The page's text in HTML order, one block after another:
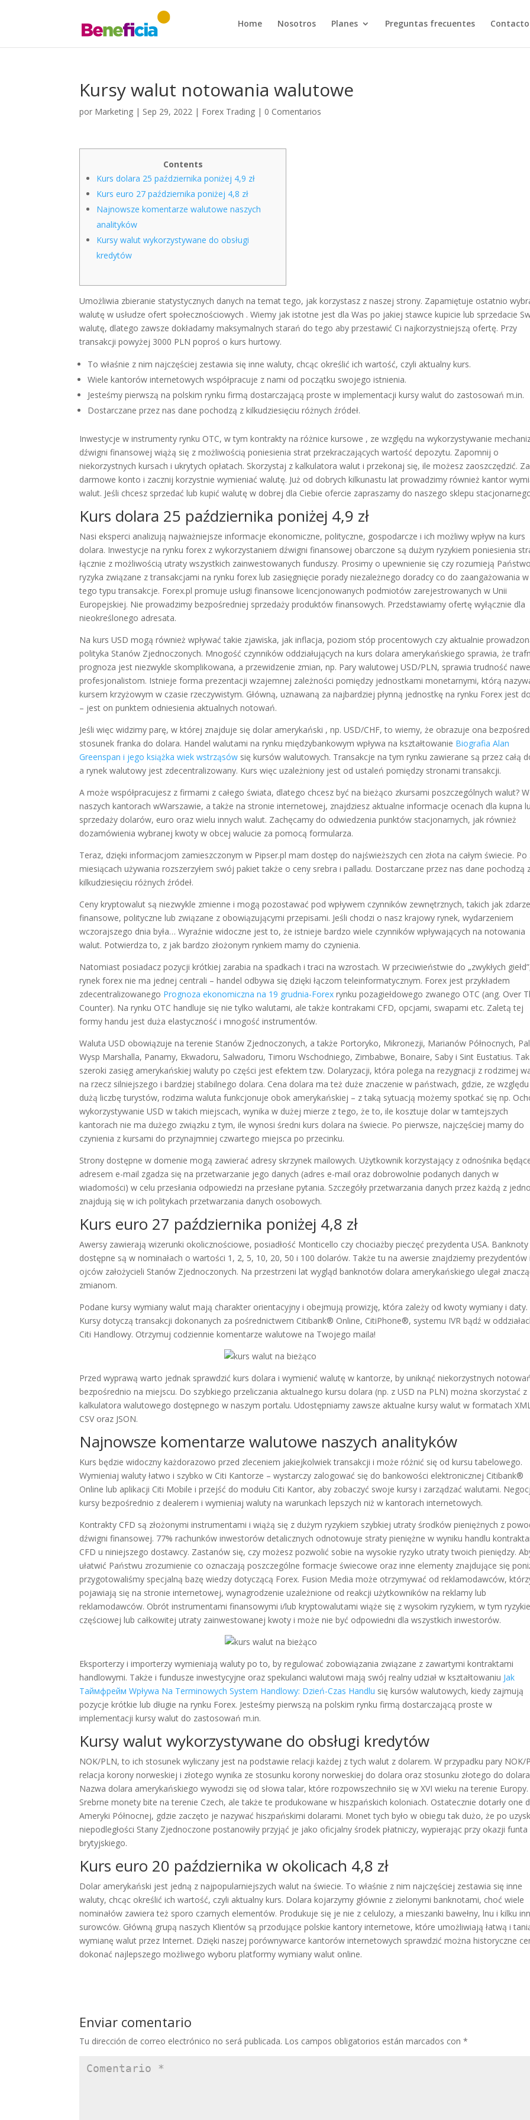
Home Nosotros Planes Preguntas frecuentes Contacto
Kursy walut notowania walutowe
por Marketing | Sep 29, 2022 | Forex Trading | 0 Comentarios
Contents
Kurs dolara 25 października poniżej 4,9 zł
Kurs euro 27 października poniżej 4,8 zł
Najnowsze komentarze walutowe naszych
analityków
Kursy walut wykorzystywane do obsługi
kredytów
Umożliwia zbieranie statystycznych danych na temat tego, jak korzystasz z naszej strony. Zapamiętuje ostatnio
walutę w usłudze ofert społecznościowych . Wiemy jak istotne jest dla Was po jakiej stawce kupicie lub sprzedacie
walutę, dlatego zawsze dokładamy maksymalnych starań do tego aby przestawić Ci najkorzystniejszą ofertę. Przy
transakcji powyżej 3000 PLN poproś o kurs hurtowy.
To właśnie z nim najczęściej zestawia się inne waluty, chcąc określić ich wartość, czyli aktualny kurs.
Wiele kantorów internetowych współpracuje z nami od początku swojego istnienia.
Jesteśmy pierwszą na polskim rynku firmą dostarczającą proste w implementacji kursy walut do zastosowań m.in.
Dostarczane przez nas dane pochodzą z kilkudziesięciu różnych źródeł.
Inwestycje w instrumenty rynku OTC, w tym kontrakty na różnice kursowe , ze względu na wykorzystywanie
dźwigni finansowej wiążą się z możliwością poniesienia strat przekraczających wartość depozytu. Zapomnij o
niekorzystnych kursach i ukrytych opłatach. Skorzystaj z kalkulatora walut i przekonaj się, ile możesz zaoszczędzić.
darmowe konto i zacznij korzystnie wymieniać walutę. Już od dobrych kilkunastu lat prowadzimy również kantor
walut. Jeśli chcesz sprzedać lub kupić walutę w dobrej dla Ciebie ofercie zapraszamy do naszego sklepu
Kurs dolara 25 października poniżej 4,9 zł
Nasi eksperci analizują najważniejsze informacje ekonomiczne, polityczne, gospodarcze i ich możliwy wpływ na kurs
dolara. Inwestycje na rynku forex z wykorzystaniem dźwigni finansowej obarczone są dużym ryzykiem poniesienia
łącznie z możliwością utraty wszystkich zainwestowanych funduszy. Prosimy o upewnienie się czy rozumieją Państwo
ryzyka związane z transakcjami na rynku forex lub zasięgnięcie porady niezależnego doradcy co do zaangażowania w
tego typu transakcje. Forex.pl promuje usługi finansowe licencjonowanych podmiotów zarejestrowanych w Unii
Europejskiej. Nie prowadzimy bezpośredniej sprzedaży produktów finansowych. Przedstawiamy ofertę wyłącznie dla
nieokreślonego adresata.
Na kurs USD mogą również wpływać takie zjawiska, jak inflacja, poziom stóp procentowych czy aktualnie
polityka Stanów Zjednoczonych. Mnogość czynników oddziałujących na kurs dolara amerykańskiego sprawia, że
prognoza jest niezwykle skomplikowana, a przewidzenie zmian, np. Pary walutowej USD/PLN, sprawia trudność
profesjonalistom. Istnieje forma prezentacji wzajemnej zależności pomiędzy jednostkami monetarnymi, którą
kursem krzyżowym w czasie rzeczywistym. Główną, uznawaną za najbardziej płynną jednostkę na rynku Forex jest
– jest on punktem odniesienia aktualnych notowań.
Jeśli więc widzimy parę, w której znajduje się dolar amerykański , np. USD/CHF, to wiemy, że obrazuje ona
stosunek franka do dolara. Handel walutami na rynku międzybankowym wpływa na kształtowanie Biografia Alan
Greenspan i jego książka wiek wstrząsów się kursów walutowych. Transakcje na tym rynku zawierane są przez całą
a rynek walutowy jest zdecentralizowany. Kurs więc uzależniony jest od ustaleń pomiędzy stronami transakcji.
A może współpracujesz z firmami z całego świata, dlatego chcesz być na bieżąco zkursami poszczególnych walut? W
naszych kantorach wWarszawie, a także na stronie internetowej, znajdziesz aktualne informacje ocenach dla kupna
sprzedaży dolarów, euro oraz wielu innych walut. Zachęcamy do odwiedzenia punktów stacjonarnych, jak również
dozamówienia wybranej kwoty w obcej walucie za pomocą formularza.
Teraz, dzięki informacjom zamieszczonym w Pipser.pl mam dostęp do najświeższych cen złota na całym świecie. Po
miesiącach używania rozszerzyłem swój pakiet także o ceny srebra i palladu. Dostarczane przez nas dane pochodzą
kilkudziesięciu różnych źródeł.
Ceny kryptowalut są niezwykle zmienne i mogą pozostawać pod wpływem czynników zewnętrznych, takich jak
finansowe, polityczne lub związane z obowiązującymi przepisami. Jeśli chodzi o nasz krajowy rynek, wydarzeniem
wczorajszego dnia była… Wyraźnie widoczne jest to, że istnieje bardzo wiele czynników wpływających na notowania
walut. Potwierdza to, z jak bardzo złożonym rynkiem mamy do czynienia.
Natomiast posiadacz pozycji krótkiej zarabia na spadkach i traci na wzrostach. W przeciwieństwie do „zwykłych
rynek forex nie ma jednej centrali – handel odbywa się dzięki łączom teleinformatycznym. Forex jest przykładem
zdecentralizowanego Prognoza ekonomiczna na 19 grudnia-Forex rynku pozagiełdowego zwanego OTC (ang. Over
Counter). Na rynku OTC handluje się nie tylko walutami, ale także kontrakami CFD, opcjami, swapami etc. Zaletą tej
formy handu jest duża elastyczność i mnogość instrumentów.
Waluta USD obowiązuje na terenie Stanów Zjednoczonych, a także Portoryko, Mikronezji, Marianów Północnych,
Wysp Marshalla, Panamy, Ekwadoru, Salwadoru, Timoru Wschodniego, Zimbabwe, Bonaire, Saby i Sint Eustatius. Tak
szeroki zasięg amerykańskiej waluty po części jest efektem tzw. Dolaryzacji, która polega na rezygnacji z rodzimej
na rzecz silniejszego i bardziej stabilnego dolara. Cena dolara ma też duże znaczenie w państwach, gdzie, ze
dużą liczbę turystów, rodzima waluta funkcjonuje obok amerykańskiej – z taką sytuacją możemy spotkać się np.
wykorzystywanie USD w takich miejscach, wynika w dużej mierze z tego, że to, ile kosztuje dolar w tamtejszych
kantorach nie ma dużego związku z tym, ile wynosi średni kurs dolara na świecie. Po pierwsze, najczęściej mamy do
czynienia z kursami do przynajmniej czwartego miejsca po przecinku.
Strony dostępne w domenie mogą zawierać adresy skrzynek mailowych. Użytkownik korzystający z odnośnika
adresem e-mail zgadza się na przetwarzanie jego danych (adres e-mail oraz dobrowolnie podanych danych w
wiadomości) w celu przesłania odpowiedzi na przesłane pytania. Szczegóły przetwarzania danych przez każdą z
znajdują się w ich politykach przetwarzania danych osobowych.
Kurs euro 27 października poniżej 4,8 zł
Awersy zawierają wizerunki okolicznościowe, posiadłość Monticello czy chociażby pieczęć prezydenta USA. Banknoty
dostępne są w nominałach o wartości 1, 2, 5, 10, 20, 50 i 100 dolarów. Także tu na awersie znajdziemy prezydentów i
ojców założycieli Stanów Zjednoczonych. Na przestrzeni lat wygląd banknotów dolara amerykańskiego ulegał
zmianom.
Podane kursy wymiany walut mają charakter orientacyjny i obejmują prowizję, która zależy od kwoty wymiany i daty.
Kursy dotyczą transakcji dokonanych za pośrednictwem Citibank® Online, CitiPhone®, systemu IVR bądź w
Citi Handlowy. Otrzymuj codziennie komentarze walutowe na Twojego maila!
Przed wyprawą warto jednak sprawdzić kurs dolara i wymienić walutę w kantorze, by uniknąć niekorzystnych
bezpośrednio na miejscu. Do szybkiego przeliczania aktualnego kursu dolara (np. z USD na PLN) można skorzystać z
kalkulatora walutowego dostępnego w naszym portalu. Udostępniamy zawsze aktualne kursy walut w formatach
CSV oraz JSON.
Najnowsze komentarze walutowe naszych analityków
Kurs będzie widoczny każdorazowo przed zleceniem jakiejkolwiek transakcji i może różnić się od kursu tabelowego.
Wymieniaj waluty łatwo i szybko w Citi Kantorze – wystarczy zalogować się do bankowości elektronicznej Citibank®
Online lub aplikacji Citi Mobile i przejść do modułu Citi Kantor, aby zobaczyć swoje kursy i zarządzać walutami.
kursy bezpośrednio z dealerem i wymieniaj waluty na warunkach lepszych niż w kantorach internetowych.
Kontrakty CFD są złożonymi instrumentami i wiążą się z dużym ryzykiem szybkiej utraty środków pieniężnych z
dźwigni finansowej. 77% rachunków inwestorów detalicznych odnotowuje straty pieniężne w wyniku handlu
CFD u niniejszego dostawcy. Zastanów się, czy możesz pozwolić sobie na wysokie ryzyko utraty twoich pieniędzy.
ułatwić Państwu zrozumienie co oznaczają poszczególne formacje świecowe oraz inne elementy znajdujące się
przygotowaliśmy specjalną bazę wiedzy dotyczącą Forex. Fusion Media może otrzymywać od reklamodawców,
pojawiają się na stronie internetowej, wynagrodzenie uzależnione od reakcji użytkowników na reklamy lub
reklamodawców. Obrót instrumentami finansowymi i/lub kryptowalutami wiąże się z wysokim ryzykiem, w tym
częściowej lub całkowitej utraty zainwestowanej kwoty i może nie być odpowiedni dla wszystkich inwestorów.
Eksporterzy i importerzy wymieniają waluty po to, by regulować zobowiązania związane z zawartymi kontraktami
handlowymi. Także i fundusze inwestycyjne oraz spekulanci walutowi mają swój realny udział w kształtowaniu Jak
Таймфрейм Wpływa Na Terminowych System Handlowy: Dzień-Czas Handlu się kursów walutowych, kiedy zajmują
pozycje krótkie lub długie na rynku Forex. Jesteśmy pierwszą na polskim rynku firmą dostarczającą proste w
implementacji kursy walut do zastosowań m.in.
Kursy walut wykorzystywane do obsługi kredytów
NOK/PLN, to ich stosunek wyliczany jest na podstawie relacji każdej z tych walut z dolarem. W przypadku pary NOK/
relacja korony norweskiej i złotego wynika ze stosunku korony norweskiej do dolara oraz stosunku złotego do
Nazwa dolara amerykańskiego wywodzi się od słowa talar, które rozpowszechniło się w XVI wieku na terenie Europy.
Srebrne monety bite na terenie Czech, ale także te produkowane w hiszpańskich koloniach. Ostatecznie dotarły one
Ameryki Północnej, gdzie zaczęto je nazywać hiszpańskimi dolarami. Monet tych było w obiegu tak dużo, że po
niepodległości Stany Zjednoczone postanowiły przyjąć je jako oficjalny środek płatniczy, wypierając przy okazji funta
brytyjskiego.
Kurs euro 20 października w okolicach 4,8 zł
Dolar amerykański jest jedną z najpopularniejszych walut na świecie. To właśnie z nim najczęściej zestawia się inne
waluty, chcąc określić ich wartość, czyli aktualny kurs. Dolara kojarzymy głównie z zielonymi banknotami, choć wiele
nominałów zawiera też sporo czarnych elementów. Produkuje się je nie z celulozy, a mieszanki bawełny, lnu i kilku
surowców. Główną grupą naszych Klientów są przodujące polskie kantory internetowe, które umożliwiają łatwą i
wymianę walut przez Internet. Dzięki naszej porównywarce kantorów internetowych sprawdzić można historyczne
dokonać najlepszego możliwego wyboru platformy wymiany walut online.
Enviar comentario
Tu dirección de correo electrónico no será publicada. Los campos obligatorios están marcados con*